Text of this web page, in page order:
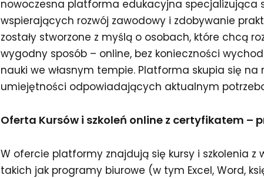
nowoczesna platforma edukacyjna specjalizująca
wspierających rozwój zawodowy i zdobywanie
zostały stworzone z myślą o osobach, które chcą
wygodny sposób – online, bez konieczności
nauki we własnym tempie. Platforma skupia się na
umiejętności odpowiadających aktualnym
Oferta Kursów i szkoleń online z certyfikatem –
W ofercie platformy znajdują się kursy i szkolenia z
takich jak programy biurowe (w tym Excel, Word,